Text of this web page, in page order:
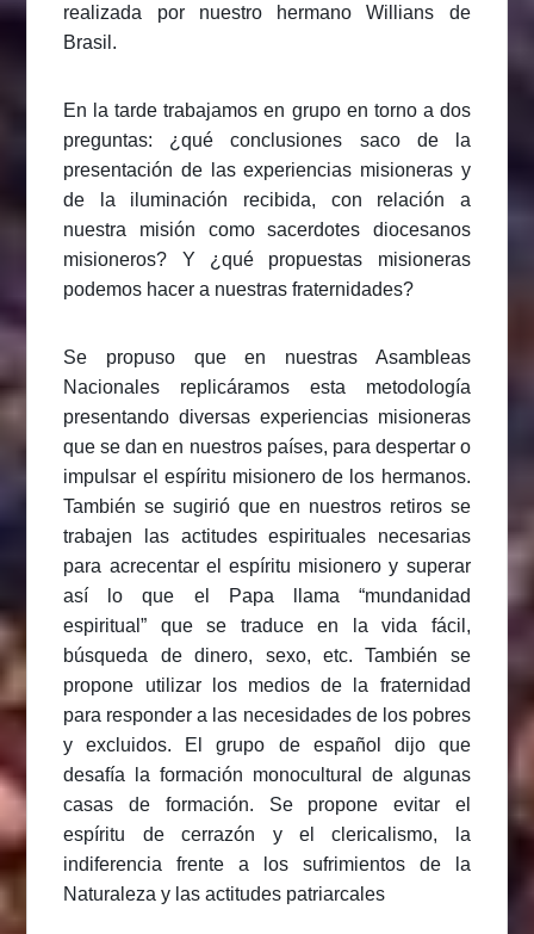
realizada por nuestro hermano Willians de
Brasil.
En la tarde trabajamos en grupo en torno a dos
preguntas: ¿qué conclusiones saco de la
presentación de las experiencias misioneras y
de la iluminación recibida, con relación a
nuestra misión como sacerdotes diocesanos
misioneros? Y ¿qué propuestas misioneras
podemos hacer a nuestras fraternidades?
Se propuso que en nuestras Asambleas
Nacionales replicáramos esta metodología
presentando diversas experiencias misioneras
que se dan en nuestros países, para despertar o
impulsar el espíritu misionero de los hermanos.
También se sugirió que en nuestros retiros se
trabajen las actitudes espirituales necesarias
para acrecentar el espíritu misionero y superar
así lo que el Papa llama “mundanidad
espiritual” que se traduce en la vida fácil,
búsqueda de dinero, sexo, etc. También se
propone utilizar los medios de la fraternidad
para responder a las necesidades de los pobres
y excluidos. El grupo de español dijo que
desafía la formación monocultural de algunas
casas de formación. Se propone evitar el
espíritu de cerrazón y el clericalismo, la
indiferencia frente a los sufrimientos de la
Naturaleza y las actitudes patriarcales